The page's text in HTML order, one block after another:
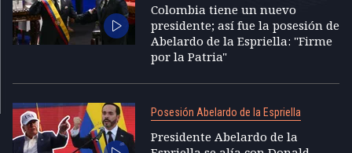
Colombia tiene un nuevo
presidente; así fue la posesión de
Abelardo de la Espriella: "Firme
por la Patria"
Posesión Abelardo de la Espriella
Presidente Abelardo de la